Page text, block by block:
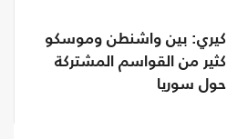
كيري: بين واشنطن وموسكو
كثير من القواسم المشتركة
حول سوريا